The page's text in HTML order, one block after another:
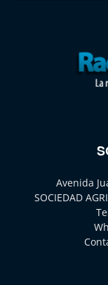
Avenida
SOCIEDAD